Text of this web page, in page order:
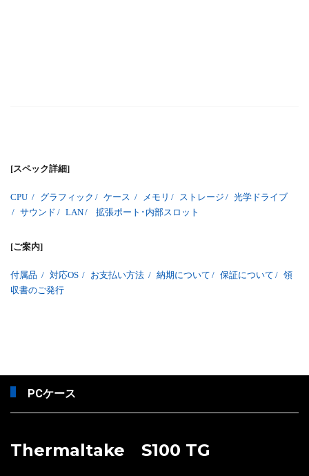
[スペック詳細]
CPU / グラフィック / ケース / メモリ / ストレージ / 光学ドライブ
/ サウンド / LAN/ 拡張ポート･内部スロット
[ご案内]
付属品 / 対応OS / お支払い方法 / 納期について / 保証について / 領
収書のご発行
PCケース
Thermaltake S100 TG